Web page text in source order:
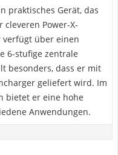
praktisches Gerät, das
Power-X-
verfügt über einen
6-stufige zentrale
besonders, dass er mit
geliefert wird. Im
bietet er eine hohe
Anwendungen.